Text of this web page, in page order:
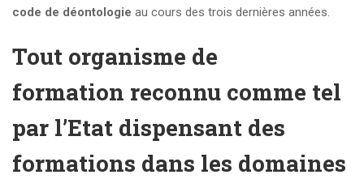
code de déontologie au cours des trois dernières années.
Tout organisme de
formation reconnu comme tel
par l’Etat dispensant des
formations dans les domaines